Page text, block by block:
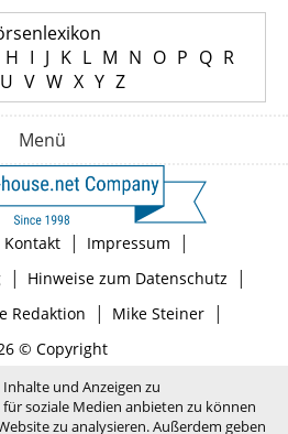
H I J K L M N O P Q R
U V W X Y Z
Menü
Kontakt | Impressum |
| Hinweise zum Datenschutz |
Redaktion | Mike Steiner|
© Copyright
und Anzeigen zu
soziale Medien anbieten zu können
zu analysieren. Außerdem geben